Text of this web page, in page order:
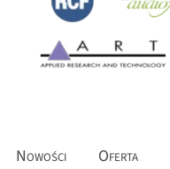
Nowości Oferta